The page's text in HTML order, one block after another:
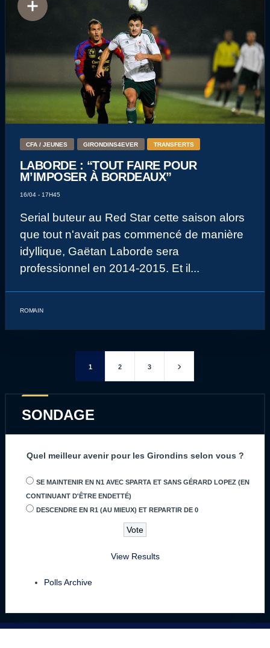
CFA / JEUNES GIRONDINS4EVER TRANSFERTS
LABORDE : “TOUT FAIRE POUR
M’IMPOSER À BORDEAUX”
16/04 - 17H45
Serial buteur au Red Star cette saison alors
que tout n'avait pas commencé de manière
idyllique, Gaëtan Laborde sera
professionnel en 2014-2015. Et il...
ROMAIN
1 2 3
SONDAGE
Quel meilleur avenir pour les Girondins selon vous ?
SE MAINTENIR EN N1 AVEC SPARTA ET SANS GÉRARD LOPEZ (EN
CONTINUANT D'ÊTRE ENDETTÉ)
DESCENDRE EN R1 (AU MIEUX) ET REPARTIR DE 0
View Results
Polls Archive